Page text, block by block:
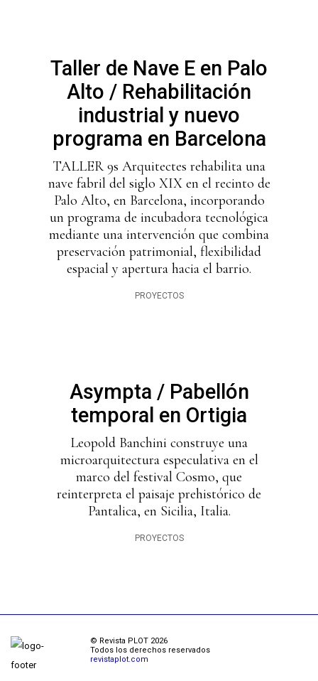
Taller de Nave E en Palo
Alto / Rehabilitación
industrial y nuevo
programa en Barcelona
TALLER 9s Arquitectes rehabilita una
nave fabril del siglo XIX en el recinto de
Palo Alto, en Barcelona, incorporando
un programa de incubadora tecnológica
mediante una intervención que combina
preservación patrimonial, flexibilidad
espacial y apertura hacia el barrio.
PROYECTOS
Asympta / Pabellón
temporal en Ortigia
Leopold Banchini construye una
microarquitectura especulativa en el
marco del festival Cosmo, que
reinterpreta el paisaje prehistórico de
Pantalica, en Sicilia, Italia.
PROYECTOS
© Revista PLOT 2026
Todos los derechos reservados
revistaplot.com